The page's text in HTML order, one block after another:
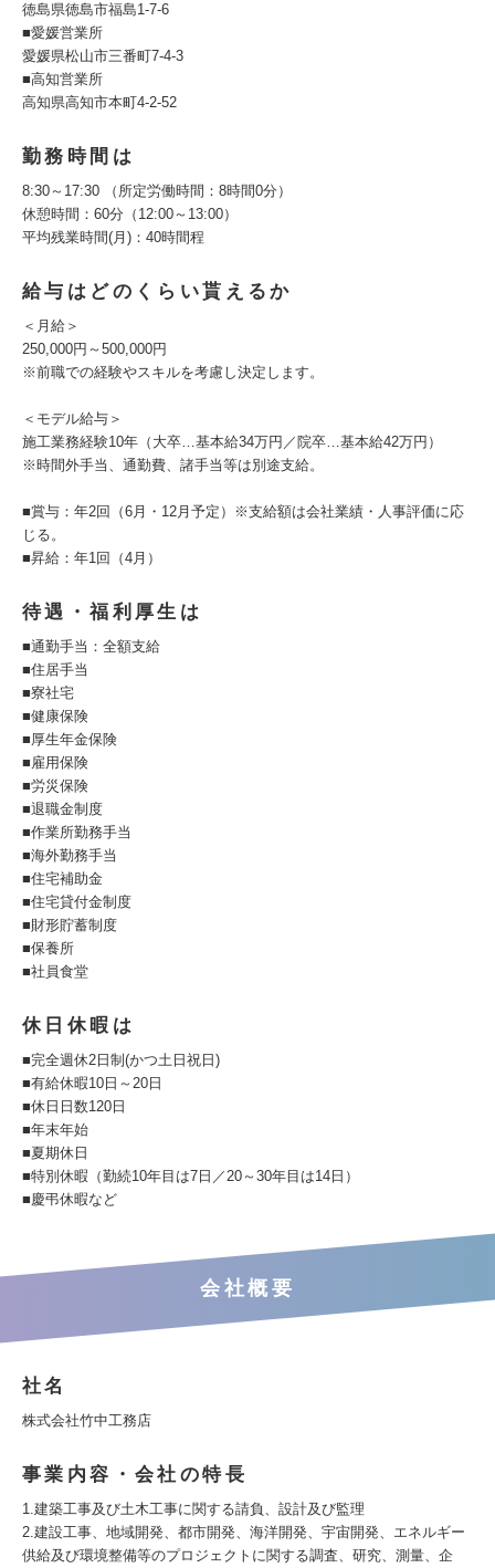
徳島県徳島市福島1-7-6
■愛媛営業所
愛媛県松山市三番町7-4-3
■高知営業所
高知県高知市本町4-2-52
勤務時間は
8:30～17:30 （所定労働時間：8時間0分）
休憩時間：60分（12:00～13:00）
平均残業時間(月)：40時間程
給与はどのくらい貰えるか
＜月給＞
250,000円～500,000円
※前職での経験やスキルを考慮し決定します。
＜モデル給与＞
施工業務経験10年（大卒…基本給34万円／院卒…基本給42万円）
※時間外手当、通勤費、諸手当等は別途支給。
■賞与：年2回（6月・12月予定）※支給額は会社業績・人事評価に応
じる。
■昇給：年1回（4月）
待遇・福利厚生は
■通勤手当：全額支給
■住居手当
■寮社宅
■健康保険
■厚生年金保険
■雇用保険
■労災保険
■退職金制度
■作業所勤務手当
■海外勤務手当
■住宅補助金
■住宅貸付金制度
■財形貯蓄制度
■保養所
■社員食堂
休日休暇は
■完全週休2日制(かつ土日祝日)
■有給休暇10日～20日
■休日日数120日
■年末年始
■夏期休日
■特別休暇（勤続10年目は7日／20～30年目は14日）
■慶弔休暇など
会社概要
社名
株式会社竹中工務店
事業内容・会社の特長
1.建築工事及び土木工事に関する請負、設計及び監理
2.建設工事、地域開発、都市開発、海洋開発、宇宙開発、エネルギー
供給及び環境整備等のプロジェクトに関する調査、研究、測量、企